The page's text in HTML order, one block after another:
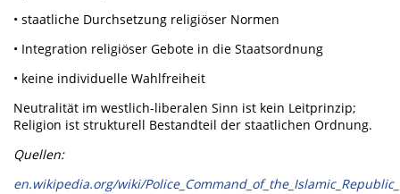
• staatliche Durchsetzung religiöser Normen
• Integration religiöser Gebote in die Staatsordnung
• keine individuelle Wahlfreiheit
Neutralität im westlich-liberalen Sinn ist kein Leitprinzip;
Religion ist strukturell Bestandteil der staatlichen Ordnung.
Quellen:
en.wikipedia.org/wiki/